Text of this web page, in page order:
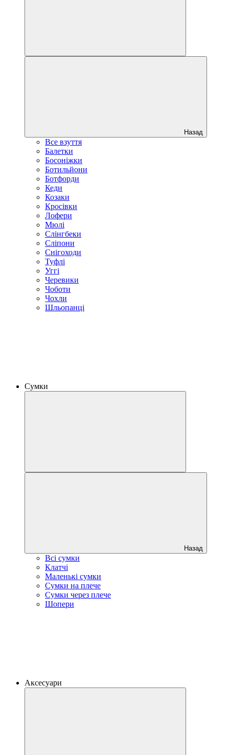
Назад
Все взуття
Балетки
Босоніжки
Ботильйони
Ботфорди
Кеди
Козаки
Кросівки
Лофери
Мюлі
Слінгбеки
Сліпони
Снігоходи
Туфлі
Уггі
Черевики
Чоботи
Чохли
Шльопанці
Сумки
Назад
Всі сумки
Клатчі
Маленькі сумки
Сумки на плече
Сумки через плече
Шопери
Аксесуари